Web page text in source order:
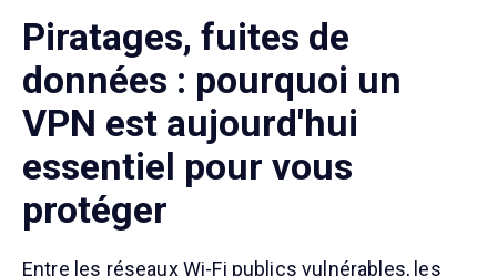
Piratages, fuites de
données : pourquoi un
VPN est aujourd'hui
essentiel pour vous
protéger
Entre les réseaux Wi-Fi publics vulnérables, les